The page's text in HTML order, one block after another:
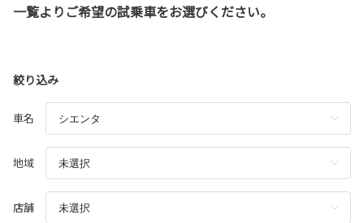
一覧よりご希望の試乗車をお選びください。
絞り込み
車名
地域
店舗